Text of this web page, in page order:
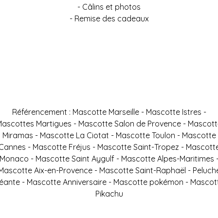
- Câlins et photos
- Remise des cadeaux
Référencement : Mascotte Marseille - Mascotte Istres -
Martigues - Mascotte Salon de Provence -
Miramas - Mascotte La Ciotat - Mascotte Toulon - Mascotte
- Mascotte Fréjus - Mascotte Saint-Tropez -
- Mascotte Saint Aygulf - Mascotte Alpes-Maritimes
Aix-en-Provence - Mascotte Saint-Raphaël -
- Mascotte Anniversaire - Mascotte pokémon -
Pikachu